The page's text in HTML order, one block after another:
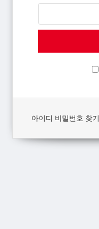
아이디 비밀번호 찾기